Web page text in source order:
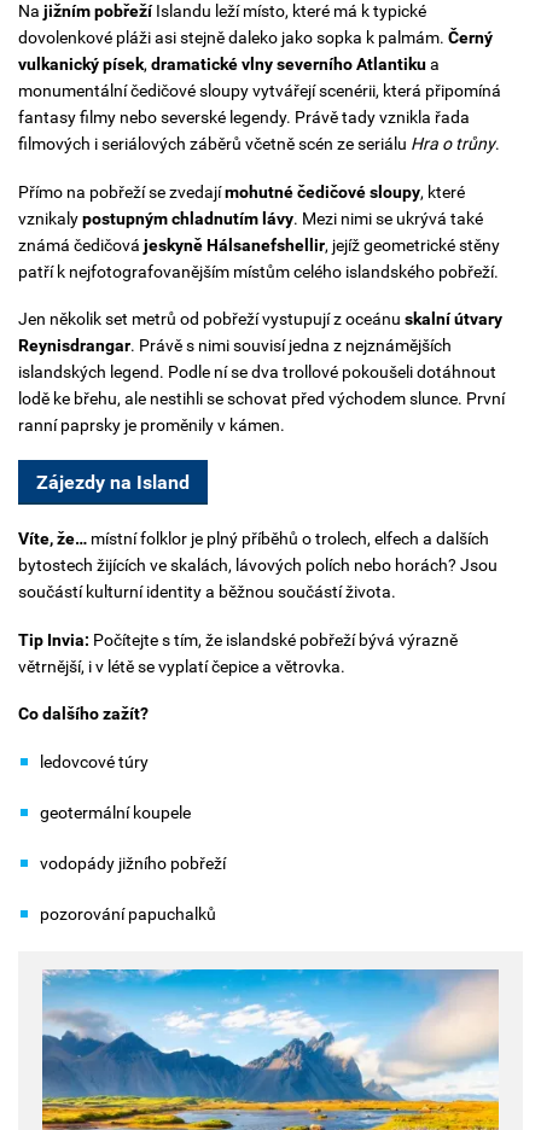
Na jižním pobřežíIslandu leží místo, které má k typické
dovolenkové pláži asi stejně daleko jako sopka k palmám. Černý
vulkanický písek,dramatické vlny severního Atlantikua
monumentální čedičové sloupy vytvářejí scenérii, která připomíná
fantasy filmy nebo severské legendy. Právě tady vznikla řada
filmových i seriálových záběrů včetně scén ze seriálu Hra o trůny.
Přímo na pobřeží se zvedajímohutné čedičové sloupy, které
vznikalypostupným chladnutím lávy. Mezi nimi se ukrývá také
známá čedičová jeskyně Hálsanefshellir, jejíž geometrické stěny
patří k nejfotografovanějším místům celého islandského pobřeží.
Jen několik set metrů od pobřeží vystupují z oceánu skalní útvary
Reynisdrangar. Právě s nimi souvisí jedna z nejznámějších
islandských legend. Podle ní se dva trollové pokoušeli dotáhnout
lodě ke břehu, ale nestihli se schovat před východem slunce. První
ranní paprsky je proměnily v kámen.
Zájezdy na Island
Víte, že… místní folklor je plný příběhů o trolech, elfech a dalších
bytostech žijících ve skalách, lávových polích nebo horách? Jsou
součástí kulturní identity a běžnou součástí života.
Tip Invia: Počítejte s tím, že islandské pobřeží bývá výrazně
větrnější, i v létě se vyplatí čepice a větrovka.
Co dalšího zažít?
ledovcové túry
geotermální koupele
vodopády jižního pobřeží
pozorování papuchalků